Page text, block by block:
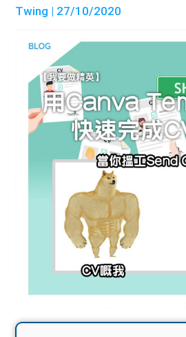
Twing | 27/10/2020